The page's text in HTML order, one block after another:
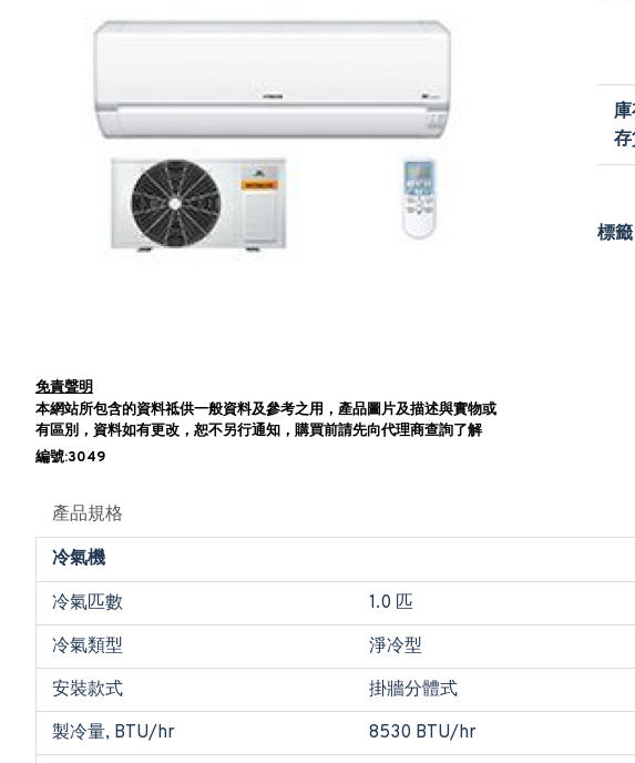
免責聲明
本網站所包含的資料祗供一般資料及參考之用，產品圖片及描述與實物或
有區別，資料如有更改，恕不另行通知，購買前請先向代理商查詢了解
編號:3049
庫
標籤
產品規格
冷氣機
冷氣匹數
1.0 匹
冷氣類型
淨冷型
安裝款式
掛牆分體式
製冷量, BTU/hr
8530 BTU/hr